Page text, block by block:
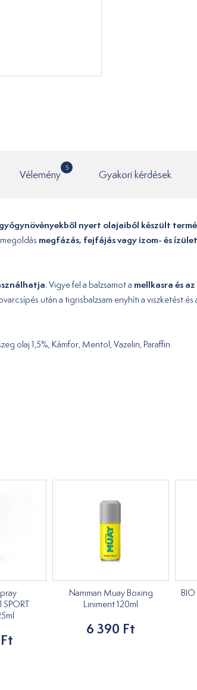
Vélemény
5
Gyakori kérdések
nyert olajaiból készült
megfázás, fejfájás vagy izom- és
. Vigye fel a balzsamot a mellkasra és
után a tigrisbalzsam enyhíti a viszketést és
olaj 1,5%, Kámfor, Mentol, Vazelin, Paraffin
SPORT
Namman Muay Boxing
Liniment 120ml
6 390 Ft